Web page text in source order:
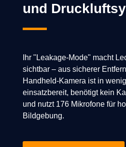
und
Ihr "Leakage-Mode" macht
sichtbar – aus sicherer
Handheld-Kamera ist in
einsatzbereit, benötigt kein
und nutzt 176 Mikrofone für
Bildgebung.